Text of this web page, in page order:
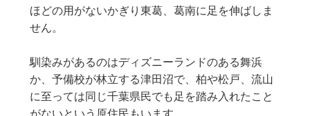
ほどの用がないかぎり東葛、葛南に足を伸ばしま
せん。
馴染みがあるのはディズニーランドのある舞浜
か、予備校が林立する津田沼で、柏や松戸、流山
に至っては同じ千葉県民でも足を踏み入れたこと
がないという原住民もいます。